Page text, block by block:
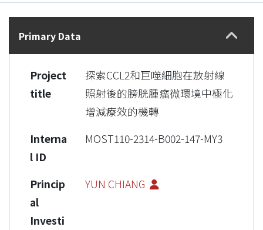
Details
Primary Data
Project
title
探索CCL2和巨噬細胞在放射線
照射後的膀胱腫瘤微環境中極化
增減療效的機轉
Interna
l ID
MOST110-2314-B002-147-MY3
Princip
al
Investi
YUN CHIANG